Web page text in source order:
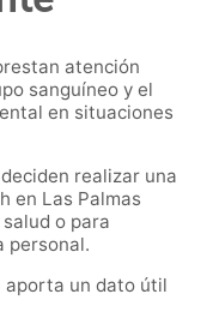
atención
sanguíneo y el
en situaciones
realizar una
en Las Palmas
o para
personal.
aporta un dato útil